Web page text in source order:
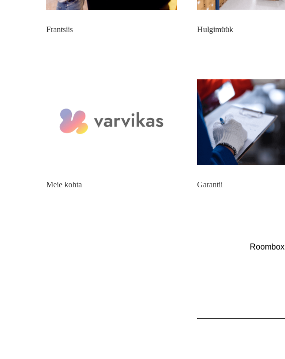
Frantsiis Hulgimüük
Meie kohta Garantii
Roombox